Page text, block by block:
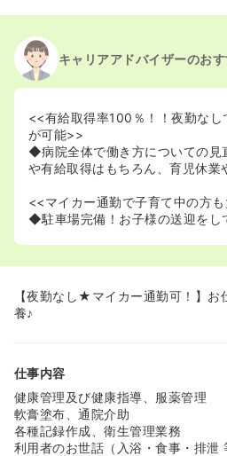
キャリアアドバイザーのお
<<有給取得率100％！！夜勤なし
が可能>>
◆病院全体で働き方についての見
や有給取得はもちろん、育児休業
<<マイカー通勤で子育て中の方
◆駐車場完備！お子様の送迎をし
【夜勤なし★マイカー通勤可！】お
養♪
仕事内容
健康管理及び健康指導、服薬管理
軟膏塗布、通院介助
各種記録作成、衛生管理業務
利用者のお世話（入浴・食事・排泄